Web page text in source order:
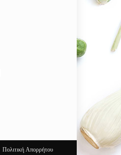
Πολιτική Απορρήτου